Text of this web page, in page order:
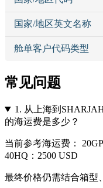
国家/地区英文名称
舱单客户代码类型
常见问题
1. 从上海到
的海运费是多少？
当前参考海运费：
40HQ：2500 USD
最终价格仍需结合箱型